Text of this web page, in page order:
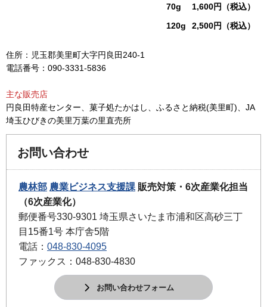
70g
1,600円（税込）
120g
2,500円（税込）
住所：児玉郡美里町大字円良田240-1
電話番号：090-3331-5836
主な販売店
円良田特産センター、菓子処たかはし、ふるさと納税(美里町)、JA
埼玉ひびきの美里万葉の里直売所
お問い合わせ
農林部 農業ビジネス支援課 販売対策・6次産業化担当
（6次産業化）
郵便番号330-9301 埼玉県さいたま市浦和区高砂三丁
目15番1号 本庁舎5階
電話： 048-830-4095
ファックス：048-830-4830
お問い合わせフォーム